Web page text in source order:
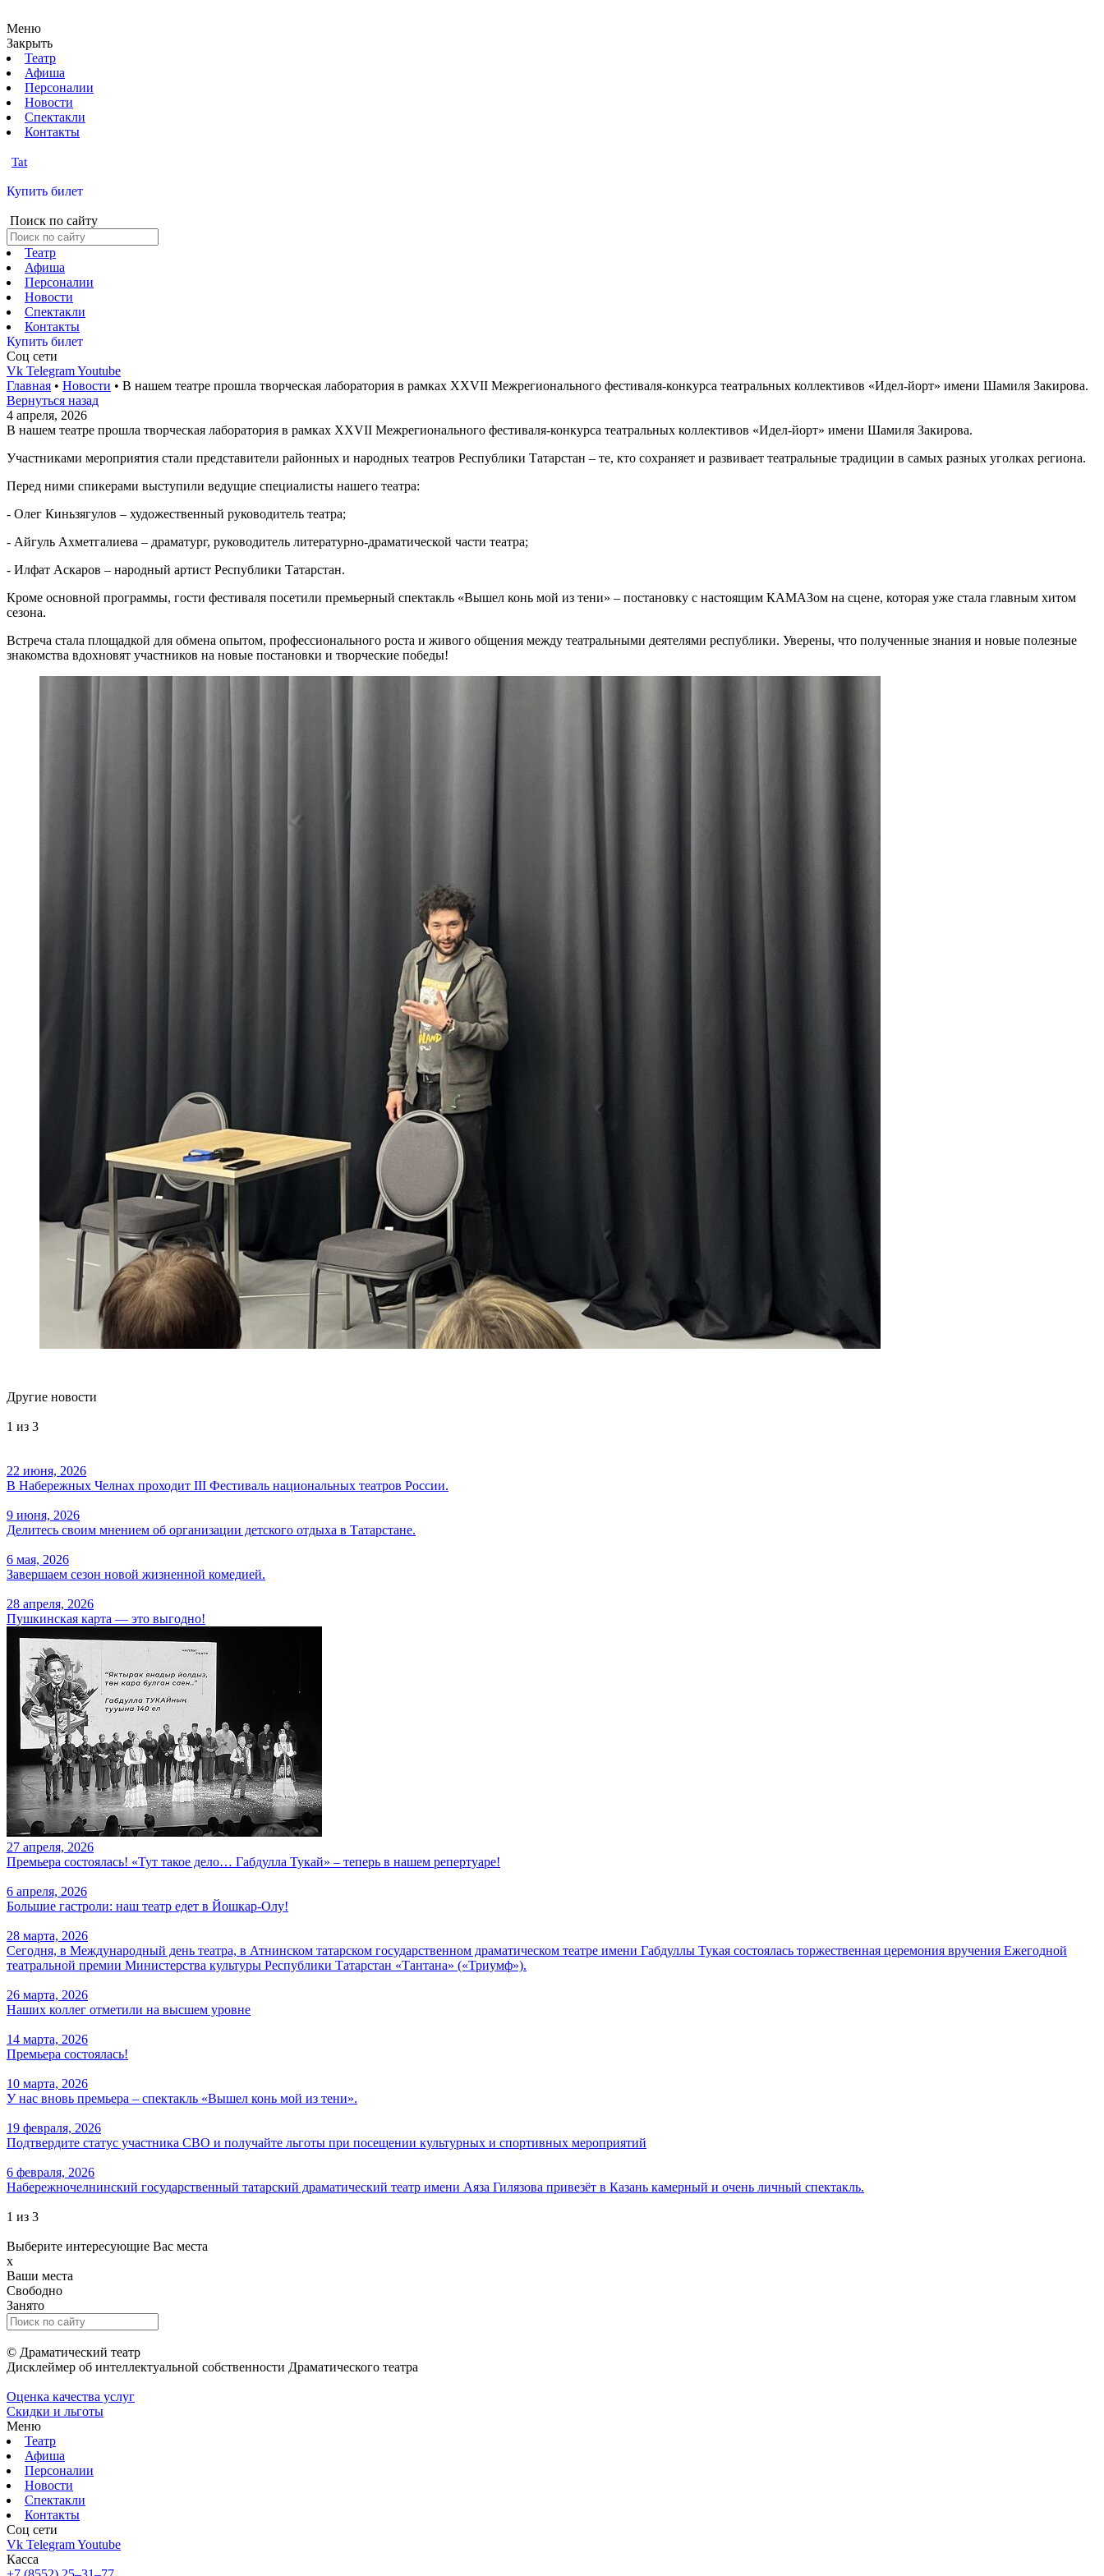
Меню
Закрыть
Театр
Афиша
Персоналии
Новости
Спектакли
Контакты
Tat
Купить билет
Поиск по сайту
Театр
Афиша
Персоналии
Новости
Спектакли
Контакты
Купить билет
Соц cети
Vk TelegramYoutube
Главная • Новости • В нашем театре прошла творческая лаборатория в рамках XXVII Межрегионального фестиваля-конкурса театральных коллективов «Идел-йорт» имени Шамиля Закирова.
Вернуться назад
4 апреля, 2026
В нашем театре прошла творческая лаборатория в рамках XXVII Межрегионального фестиваля-конкурса театральных коллективов «Идел-йорт» имени Шамиля Закирова.
Участниками мероприятия стали представители районных и народных театров Республики Татарстан – те, кто сохраняет и развивает театральные традиции в самых разных уголках региона.
Перед ними спикерами выступили ведущие специалисты нашего театра:
- Олег Киньзягулов – художественный руководитель театра;
- Айгуль Ахметгалиева – драматург, руководитель литературно-драматической части театра;
- Илфат Аскаров – народный артист Республики Татарстан.
Кроме основной программы, гости фестиваля посетили премьерный спектакль «Вышел конь мой из тени» – постановку с настоящим КАМАЗом на сцене, которая уже стала главным хитом
сезона.
Встреча стала площадкой для обмена опытом, профессионального роста и живого общения между театральными деятелями республики. Уверены, что полученные знания и новые полезные
знакомства вдохновят участников на новые постановки и творческие победы!
Другие новости
1 из 3
22 июня, 2026
В Набережных Челнах проходит III Фестиваль национальных театров России.
9 июня, 2026
Делитесь своим мнением об организации детского отдыха в Татарстане.
6 мая, 2026
Завершаем сезон новой жизненной комедией.
28 апреля, 2026
Пушкинская карта — это выгодно!
27 апреля, 2026
Премьера состоялась! «Тут такое дело… Габдулла Тукай» – теперь в нашем репертуаре!
6 апреля, 2026
Большие гастроли: наш театр едет в Йошкар-Олу!
28 марта, 2026
Сегодня, в Международный день театра, в Атнинском татарском государственном драматическом театре имени Габдуллы Тукая состоялась торжественная церемония вручения Ежегодной
театральной премии Министерства культуры Республики Татарстан «Тантана» («Триумф»).
26 марта, 2026
Наших коллег отметили на высшем уровне
14 марта, 2026
Премьера состоялась!
10 марта, 2026
У нас вновь премьера – спектакль «Вышел конь мой из тени».
19 февраля, 2026
Подтвердите статус участника СВО и получайте льготы при посещении культурных и спортивных мероприятий
6 февраля, 2026
Набережночелнинский государственный татарский драматический театр имени Аяза Гилязова привезёт в Казань камерный и очень личный спектакль.
1 из 3
Выберите интересующие Вас места
x
Ваши места
Свободно
Занято
© Драматический театр
Дисклеймер об интеллектуальной собственности Драматического театра
Оценка качества услуг
Скидки и льготы
Меню
Театр
Афиша
Персоналии
Новости
Спектакли
Контакты
Соц cети
Vk TelegramYoutube
Касса